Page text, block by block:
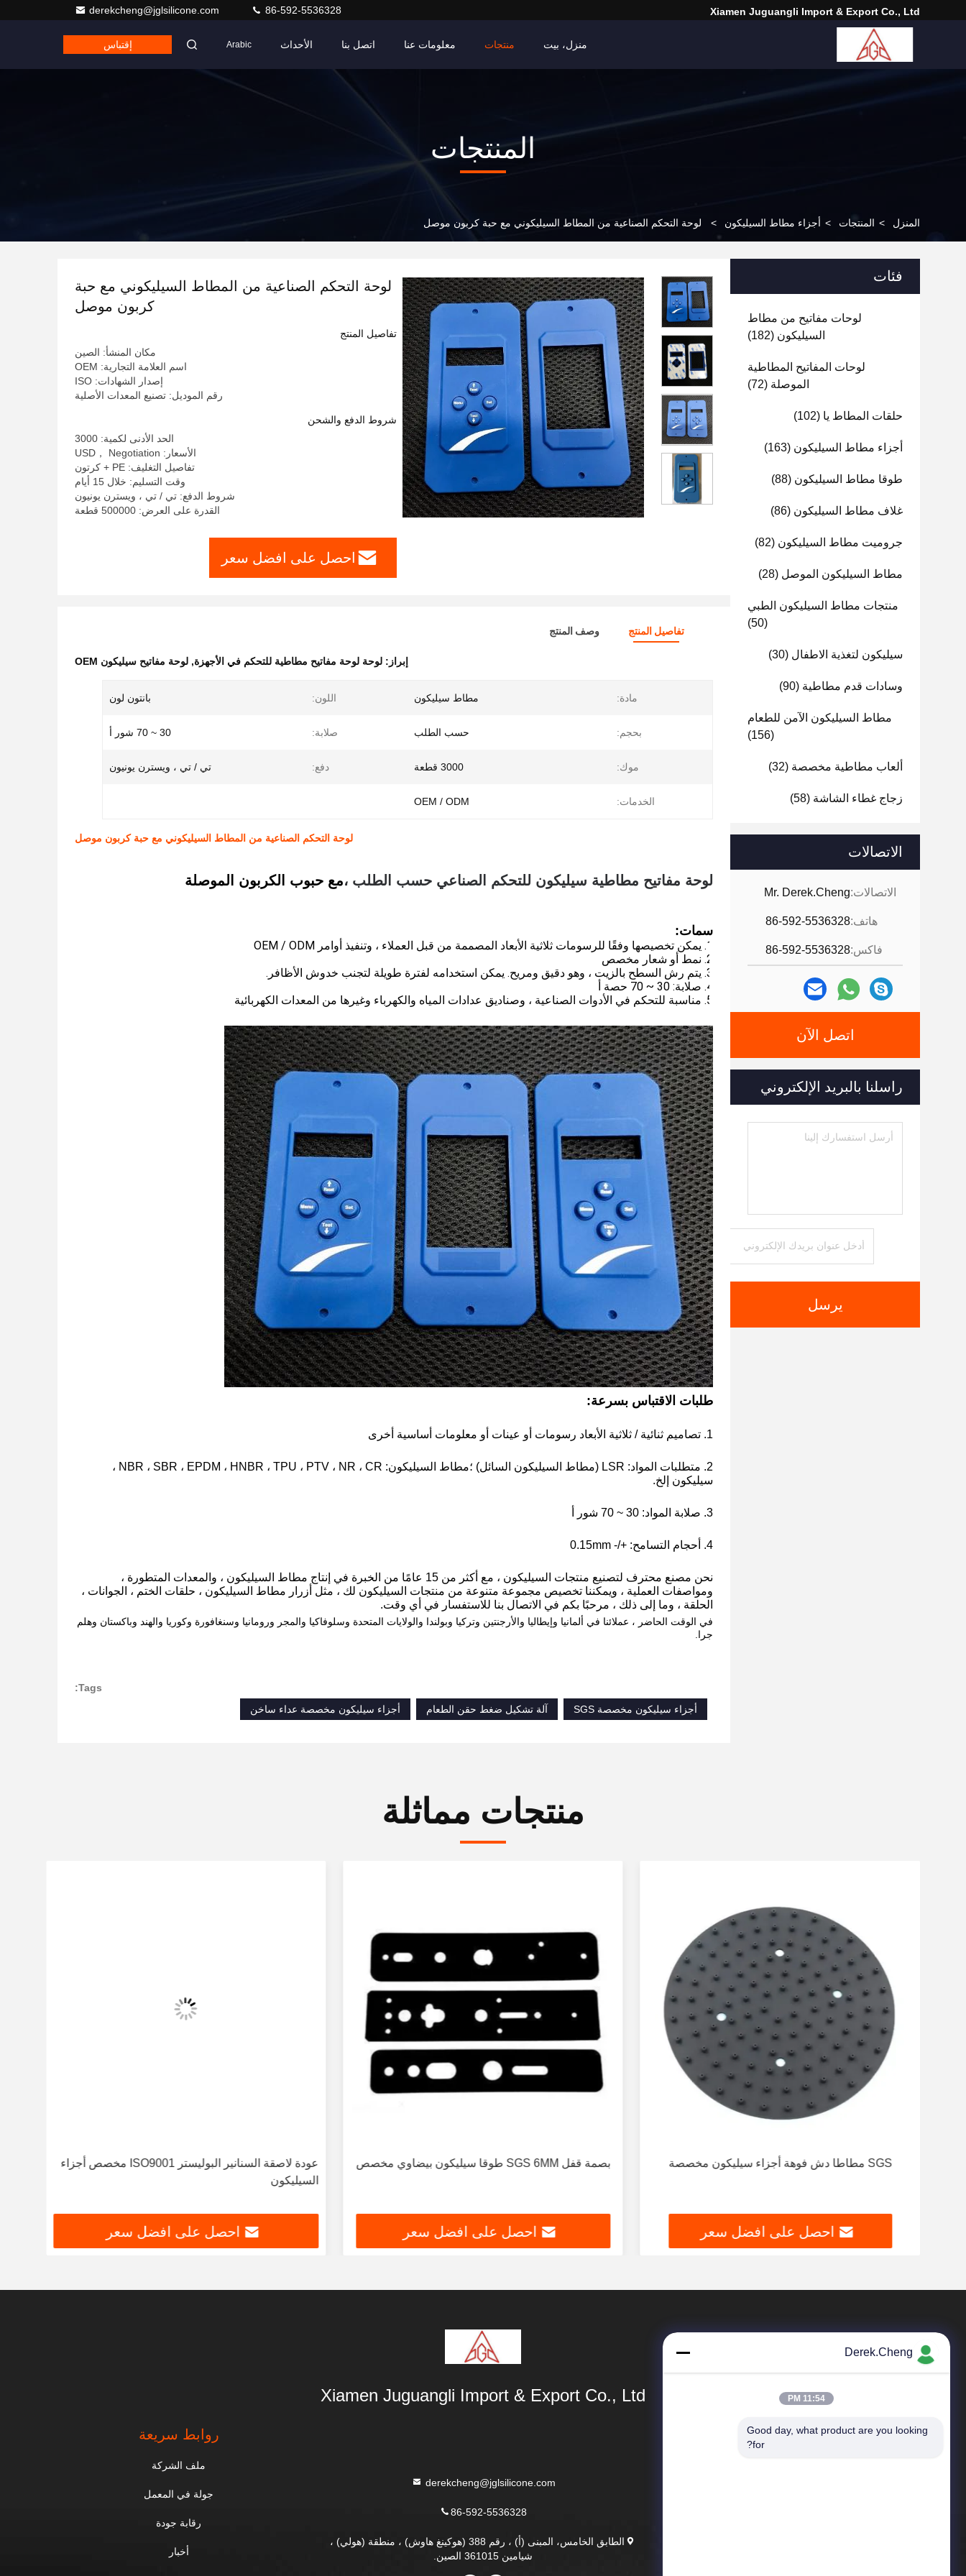
Xiamen Juguangli Import & Export Co., Ltd
derekcheng@jglsilicone.com 86-592-5536328
منزل، بيت منتجات معلومات عنا اتصل بنا الأحداث Arabic إقتباس
المنتجات
المنزل > المنتجات > أجزاء مطاط السيليكون > لوحة التحكم الصناعية من المطاط السيليكوني مع حبة كربون موصل
فئات
لوحات مفاتيح من مطاط
السيليكون (182)
لوحات المفاتيح المطاطية
الموصلة (72)
حلقات المطاط يا (102)
أجزاء مطاط السيليكون (163)
طوقا مطاط السيليكون (88)
غلاف مطاط السيليكون (86)
جروميت مطاط السيليكون (82)
مطاط السيليكون الموصل (28)
منتجات مطاط السيليكون الطبي
(50)
سيليكون لتغذية الاطفال (30)
وسادات قدم مطاطية (90)
مطاط السيليكون الآمن للطعام
(156)
ألعاب مطاطية مخصصة (32)
زجاج غطاء الشاشة (58)
الاتصالات
الاتصالات:Mr. Derek.Cheng
هاتف:86-592-5536328
فاكس:86-592-5536328
اتصل الآن
راسلنا بالبريد الإلكتروني
يرسل
لوحة التحكم الصناعية من المطاط السيليكوني مع حبة
كربون موصل
تفاصيل المنتج
مكان المنشأ: الصين
اسم العلامة التجارية: OEM
إصدار الشهادات: ISO
رقم الموديل: تصنيع المعدات الأصلية
شروط الدفع والشحن
الحد الأدنى لكمية: 3000
الأسعار: USD， Negotiation
تفاصيل التغليف: PE + كرتون
وقت التسليم: خلال 15 أيام
شروط الدفع: تي / تي ، ويسترن يونيون
القدرة على العرض: 500000 قطعة
احصل على افضل سعر
تفاصيل المنتج وصف المنتج
إبراز: لوحة لوحة مفاتيح مطاطية للتحكم في الأجهزة, لوحة مفاتيح سيليكون OEM
مادة: مطاط سيليكون اللون: بانتون لون
بحجم: حسب الطلب صلابة: 30 ~ 70 شور أ
موك: 3000 قطعة دفع: تي / تي ، ويسترن يونيون
الخدمات: OEM / ODM
لوحة التحكم الصناعية من المطاط السيليكوني مع حبة كربون موصل
لوحة مفاتيح مطاطية سيليكون للتحكم الصناعي حسب الطلب ،مع حبوب الكربون الموصلة
سمات:
1. يمكن تخصيصها وفقًا للرسومات ثلاثية الأبعاد المصممة من قبل العملاء ، وتنفيذ أوامر OEM / ODM
2. نمط أو شعار مخصص
3. يتم رش السطح بالزيت ، وهو دقيق ومريح.
يمكن استخدامه لفترة طويلة لتجنب خدوش الأظافر.
4. صلابة: 30 ~ 70 حصة أ
5. مناسبة للتحكم في الأدوات الصناعية ، وصناديق عدادات المياه والكهرباء وغيرها من المعدات الكهربائية
طلبات الاقتباس بسرعة:
1. تصاميم ثنائية / ثلاثية الأبعاد رسومات أو عينات أو معلومات أساسية أخرى
2. متطلبات المواد: LSR (مطاط السيليكون السائل) ؛مطاط السيليكون: NBR ، SBR ، EPDM ، HNBR ، TPU ، PTV ، NR ، CR ،
سيليكون إلخ.
3. صلابة المواد: 30 ~ 70 شور أ
4. أحجام التسامح: +/- 0.15mm
نحن مصنع محترف لتصنيع منتجات السيليكون ، مع أكثر من 15 عامًا من الخبرة في إنتاج مطاط السيليكون ، والمعدات المتطورة ،
ومواصفات العملية ، ويمكننا تخصيص مجموعة متنوعة من منتجات السيليكون لك ، مثل أزرار مطاط السيليكون ، حلقات الختم ، الجوانات ،
الحلقة ، وما إلى ذلك ، مرحبًا بكم في الاتصال بنا للاستفسار في أي وقت.
في الوقت الحاضر ، عملائنا في ألمانيا وإيطاليا والأرجنتين وتركيا وبولندا والولايات المتحدة وسلوفاكيا والمجر ورومانيا وسنغافورة وكوريا والهند وباكستان وهلم
جرا.
Tags:
أجزاء سيليكون مخصصة SGS
آلة تشكيل ضغط حقن الطعام أجزاء سيليكون مخصصة عداء ساخن
منتجات مماثلة
SGS مطاطا دش فوهة أجزاء سيليكون مخصصة
احصل على افضل سعر
بصمة قفل SGS 6MM طوقا سيليكون بيضاوي مخصص
احصل على افضل سعر
عودة لاصقة السنانير البوليستر ISO9001 مخصص أجزاء
السيليكون
احصل على افضل سعر
Xiamen Juguangli Import & Export Co., Ltd
المنتجات
derekcheng@jglsilicone.com
86-592-5536328
الطابق الخامس، المبنى (أ) ، رقم 388 (هوكينغ هاوش) ، منطقة (هولي) ،
شيامين 361015 الصين.
روابط سريعة
ملف الشركة
جولة في المعمل
رقابة جودة
أخبار
Derek.Cheng
11:54 PM
Good day, what product are you looking
for?